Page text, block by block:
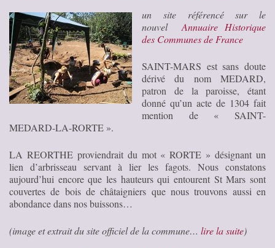
un site référencé sur le
nouvelAnnuaire Historique
des Communes de France
SAINT-MARS est sans doute
dérivé du nom MEDARD,
patron de la paroisse, étant
donné qu’un acte de 1304 fait
mention de « SAINT-
MEDARD-LA-RORTE ».
LA REORTHE proviendrait du mot « RORTE » désignant un
lien d’arbrisseau servant à lier les fagots. Nous constatons
aujourd’hui encore que les hauteurs qui entourent St Mars sont
couvertes de bois de châtaigniers que nous trouvons aussi en
abondance dans nos buissons…
(image et extrait du site officiel de la commune… lire la suite)